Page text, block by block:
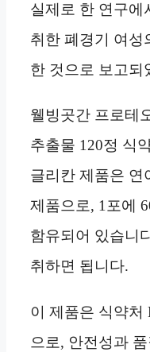
실제로 한 연구에
취한 폐경기 여성
한 것으로 보고되
웰빙곳간 프로테
추출물 120정 식
글리칸 제품은 연
제품으로, 1포에
함유되어 있습니
취하면 됩니다.
이 제품은 식약처
으로, 안전성과